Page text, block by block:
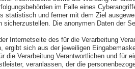
im Falle eines
statistisch und ferner mit dem Ziel
Die anonymen Daten der
Internetseite des für die Verarbeitung
ergibt sich aus der jeweiligen
die Verarbeitung Verantwortlichen und für
veranlassen, der die